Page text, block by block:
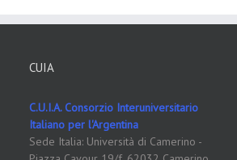
CUIA
C.U.I.A. Consorzio Interuniversitario
Italiano per l'Argentina
Sede Italia: Università di Camerino -